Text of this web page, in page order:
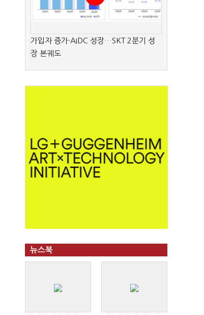
가입자 증가·AIDC 성장…SKT 2분기 성
장 본궤도
뉴스북